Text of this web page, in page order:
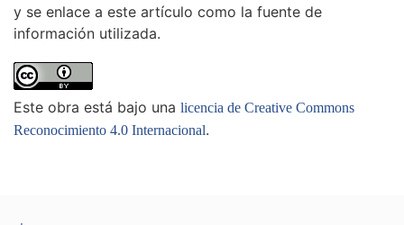
y se enlace a este artículo como la fuente de
información utilizada.
Este obra está bajo una licencia de Creative Commons
Reconocimiento 4.0 Internacional.